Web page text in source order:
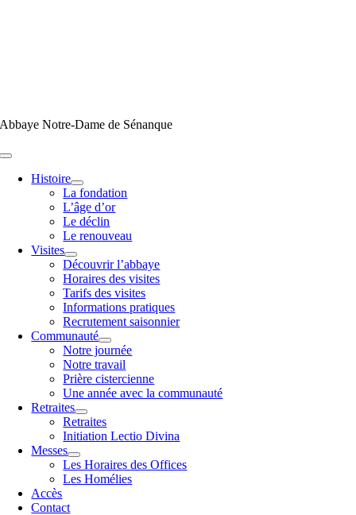
Abbaye Notre-Dame de Sénanque
Toggle
NavigationHistoire
La fondation
L’âge d’or
Le déclin
Le renouveau
Visites
Découvrir l’abbaye
Horaires des visites
Tarifs des visites
Informations pratiques
Recrutement saisonnier
Communauté
Notre journée
Notre travail
Prière cistercienne
Une année avec la communauté
Retraites
Retraites
Initiation Lectio Divina
Messes
Les Horaires des Offices
Les Homélies
Accès
Contact